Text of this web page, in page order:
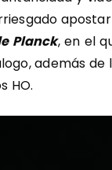
Planck, en el
además
HO.